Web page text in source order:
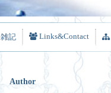
雑記 Links&Contact
Author